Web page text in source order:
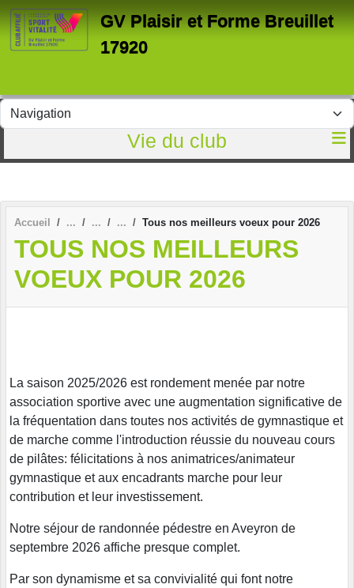
GV Plaisir et Forme Breuillet
17920
Vie du club
Accueil Tous nos meilleurs voeux pour 2026
TOUS NOS MEILLEURS
VOEUX POUR 2026
La saison 2025/2026 est rondement menée par notre
association sportive avec une augmentation significative de
la fréquentation dans toutes nos activités de gymnastique et
de marche comme l'introduction réussie du nouveau cours
de pilâtes: félicitations à nos animatrices/animateur
gymnastique et aux encadrants marche pour leur
contribution et leur investissement.
Notre séjour de randonnée pédestre en Aveyron de
septembre 2026 affiche presque complet.
Par son dynamisme et sa convivialité qui font notre
Panneau de gestion des cookies